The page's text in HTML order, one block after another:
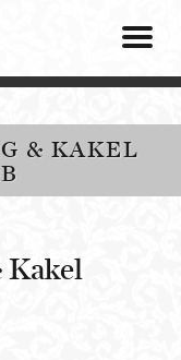
& KAKEL
Kakel
OM
VÅRA
HITTA